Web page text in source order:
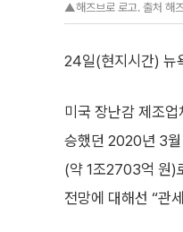
▲해즈브로 로고. 출처 해
24일(현지시간) 뉴
미국 장난감 제조
승했던 2020년 3월
(약 1조2703억 원)
전망에 대해선 “관